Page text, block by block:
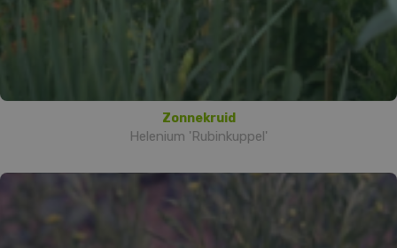
Zonnekruid
Helenium 'Rubinkuppel'